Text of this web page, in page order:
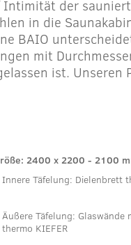
Intimität der
in die
BAIO
mit
ist. Unseren
2400 x 2200 - 2100
Innere Täfelung: Dielenbrett
Äußere Täfelung: Glaswände
thermo KIEFER